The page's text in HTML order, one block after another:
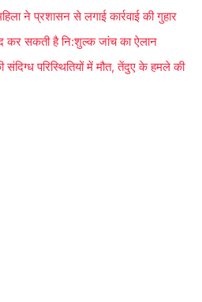
ने प्रशासन से लगाई कार्रवाई की गुहार
कर सकती है नि:शुल्क जांच का ऐलान
परिस्थितियों में मौत, तेंदुए के हमले की